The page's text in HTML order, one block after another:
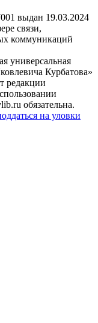
выдан 19.03.2024
связи,
коммуникаций
универсальная
Курбатова»
редакции
обязательна.
на уловки